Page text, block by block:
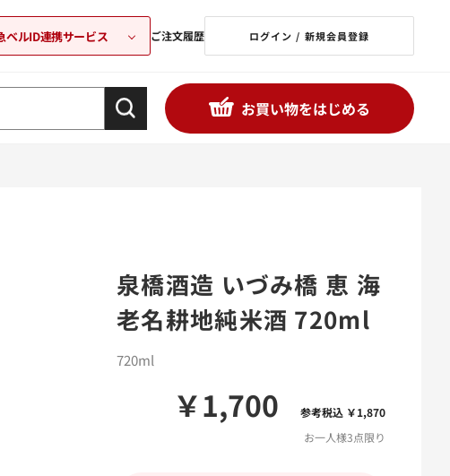
ベルID連携サービス ご注文履歴 ログイン / 新規会員登録
お買い物をはじめる
泉橋酒造 いづみ橋 恵 海
老名耕地純米酒 720ml
￥1,700
参考税込 ￥1,870
お一人様3点限り
720ml